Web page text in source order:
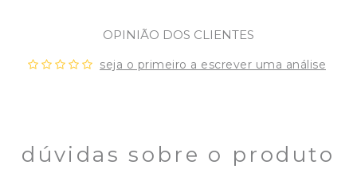
OPINIÃO DOS CLIENTES
seja o primeiro a escrever uma análise
dúvidas sobre o produto